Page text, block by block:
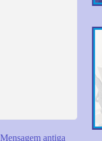
Mensagem antiga